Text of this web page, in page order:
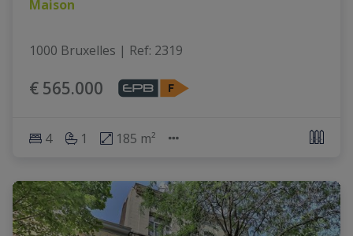
Maison
1000 Bruxelles | Ref: 2319
€ 565.000
4 1 185 m²